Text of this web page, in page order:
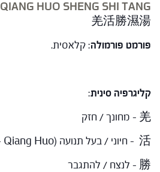
QIANG HUO SHENG SHI TANG
羌活勝濕湯
פורמט פורמולה: קלאסית.
קליגרפיה סינית:
羌 – מחונך / חזק
活 – חיוני / בעל תנועה (羌活 – Qiang Huo)
勝 – לנצח / להתגבר